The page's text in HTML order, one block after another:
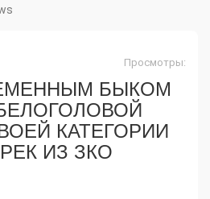
Просмотры:
БЫКОМ
КАТЕГОРИИ
ИЗ ЗКО